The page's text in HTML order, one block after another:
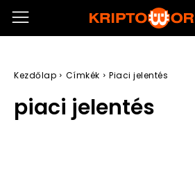
Kezdőlap Címkék Piaci jelentés
piaci jelentés